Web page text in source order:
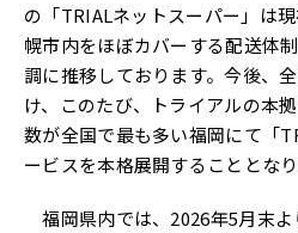
の「TRIALネットスーパー」は
幌市内をほぼカバーする配送体
調に推移しております。今後、
け、このたび、トライアルの本
数が全国で最も多い福岡にて「
ービスを本格展開することとなり
福岡県内では、2026年5月末